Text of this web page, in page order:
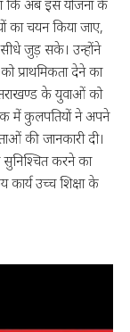
कि अब इस योजना के
का चयन किया जाए,
जुड़ सके। उन्होंने
प्राथमिकता देने का
के युवाओं को
में कुलपतियों ने अपने
की जानकारी दी।
करने का
उच्च शिक्षा के